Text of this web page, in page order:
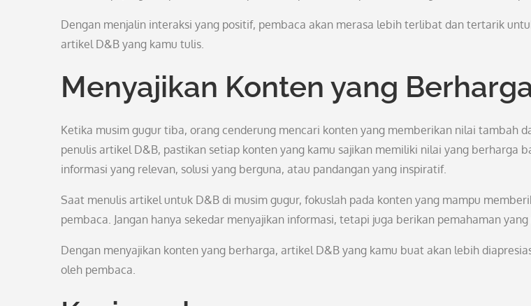
Dengan menjalin interaksi yang positif, pembaca akan merasa lebih terlibat dan tertarik
artikel D&B yang kamu tulis.
Menyajikan Konten yang
Ketika musim gugur tiba, orang cenderung mencari konten yang memberikan nilai tambah
penulis artikel D&B, pastikan setiap konten yang kamu sajikan memiliki nilai yang berharga
informasi yang relevan, solusi yang berguna, atau pandangan yang inspiratif.
Saat menulis artikel untuk D&B di musim gugur, fokuslah pada konten yang mampu
pembaca. Jangan hanya sekedar menyajikan informasi, tetapi juga berikan pemahaman
Dengan menyajikan konten yang berharga, artikel D&B yang kamu buat akan lebih
oleh pembaca.